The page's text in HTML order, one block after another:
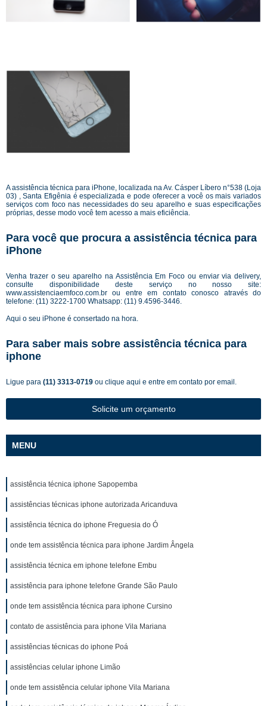
A assistência técnica para iPhone, localizada na Av. Cásper Líbero n°538 (Loja
03) , Santa Efigênia é especializada e pode oferecer a você os mais variados
serviços com foco nas necessidades do seu aparelho e suas especificações
próprias, desse modo você tem acesso a mais eficiência.
Para você que procura a assistência técnica para
iPhone
Venha trazer o seu aparelho na Assistência Em Foco ou enviar via delivery,
consulte disponibilidade deste serviço no nosso site:
www.assistenciaemfoco.com.br ou entre em contato conosco através do
telefone: (11) 3222-1700 Whatsapp: (11) 9.4596-3446.
Aqui o seu iPhone é consertado na hora.
Para saber mais sobre assistência técnica para
iphone
Ligue para (11) 3313-0719 ou clique aqui e entre em contato por email.
Solicite um orçamento
MENU
assistência técnica iphone Sapopemba
assistências técnicas iphone autorizada Aricanduva
assistência técnica do iphone Freguesia do Ó
onde tem assistência técnica para iphone Jardim Ângela
assistência técnica em iphone telefone Embu
assistência para iphone telefone Grande São Paulo
onde tem assistência técnica para iphone Cursino
contato de assistência para iphone Vila Mariana
assistências técnicas do iphone Poá
assistências celular iphone Limão
onde tem assistência celular iphone Vila Mariana